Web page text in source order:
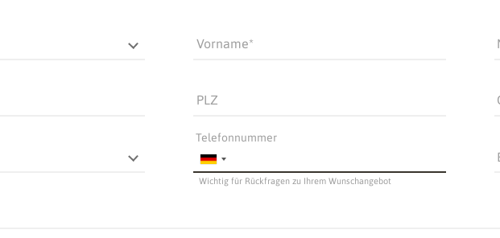
Vorname
PLZ
Wichtig für Rückfragen zu Ihrem Wunschangebot
Telefonnummer